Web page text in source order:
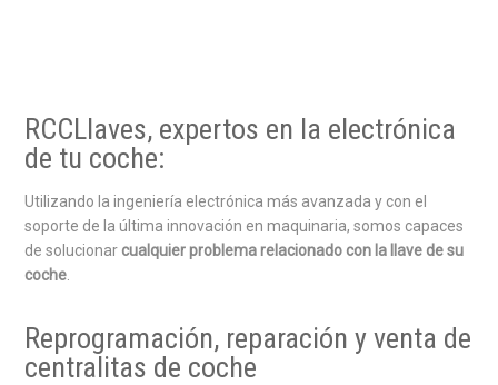
RCCLlaves, expertos en la electrónica
de tu coche:
Utilizando la ingeniería electrónica más avanzada y con el
soporte de la última innovación en maquinaria, somos capaces
de solucionar cualquier problema relacionado con la llave de su
coche
Reprogramación, reparación y venta de
centralitas de coche